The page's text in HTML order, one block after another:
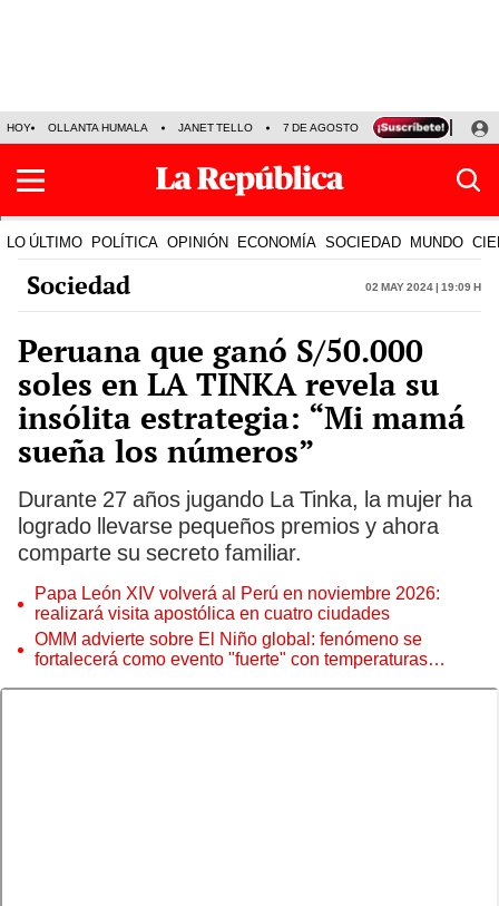
HOY OLLANTA HUMALA JANET TELLO 7 DE AGOSTO TINKA RESULTADOS
LO ÚLTIMO POLÍTICA OPINIÓN ECONOMÍA SOCIEDAD MUNDO
Sociedad 02 May 2024 | 19:09 h
Peruana que ganó S/50.000
soles en LA TINKA revela su
insólita estrategia: “Mi mamá
sueña los números”
Durante 27 años jugando La Tinka, la mujer ha
logrado llevarse pequeños premios y ahora
comparte su secreto familiar.
Papa León XIV volverá al Perú en noviembre 2026:
realizará visita apostólica en cuatro ciudades
OMM advierte sobre El Niño global: fenómeno se
fortalecerá como evento "fuerte" con temperaturas